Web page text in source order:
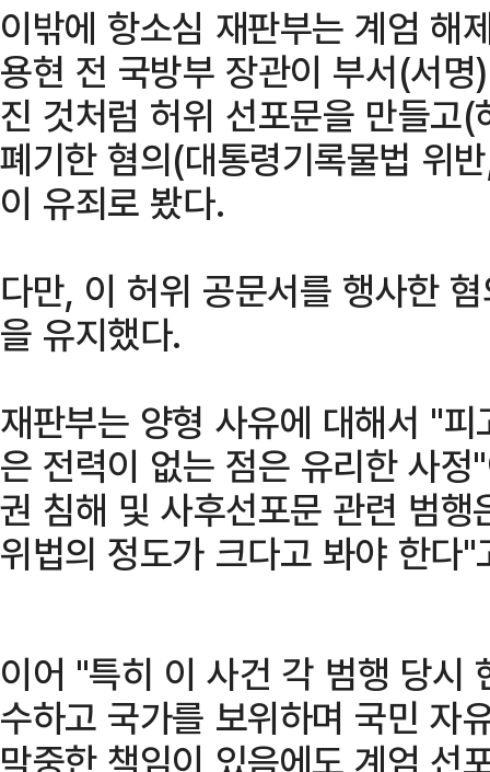
이밖에 항소심 재판부는 계엄 해
용현 전 국방부 장관이 부서(서
진 것처럼 허위 선포문을 만들고
폐기한 혐의(대통령기록물법 위
이 유죄로 봤다.
다만, 이 허위 공문서를 행사한
을 유지했다.
재판부는 양형 사유에 대해서 "
은 전력이 없는 점은 유리한 사
권 침해 및 사후선포문 관련 범
위법의 정도가 크다고 봐야 한다"
이어 "특히 이 사건 각 범행 당시
수하고 국가를 보위하며 국민 자
막중한 책임이 있음에도 계엄 선